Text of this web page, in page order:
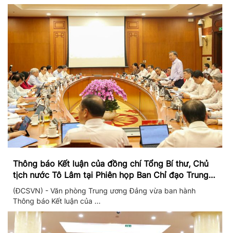
Thông báo Kết luận của đồng chí Tổng Bí thư, Chủ
tịch nước Tô Lâm tại Phiên họp Ban Chỉ đạo Trung
ương thực hiện Nghị quyết 57
(ĐCSVN) - Văn phòng Trung ương Đảng vừa ban hành
Thông báo Kết luận của ...